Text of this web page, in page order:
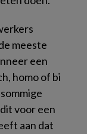
meeste
een
homo of bi
voor een
aan dat